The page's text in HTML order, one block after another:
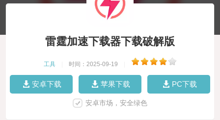
雷霆加速下载器下载破解版
工具 时间：2025-09-19
安卓下载 苹果下载 PC下载
安卓市场，安全绿色